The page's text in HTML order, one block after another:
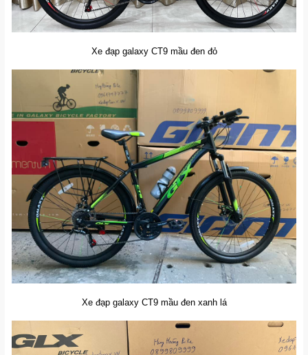
Xe đạp galaxy CT9 mầu đen đỏ
Xe đạp galaxy CT9 mầu đen xanh lá